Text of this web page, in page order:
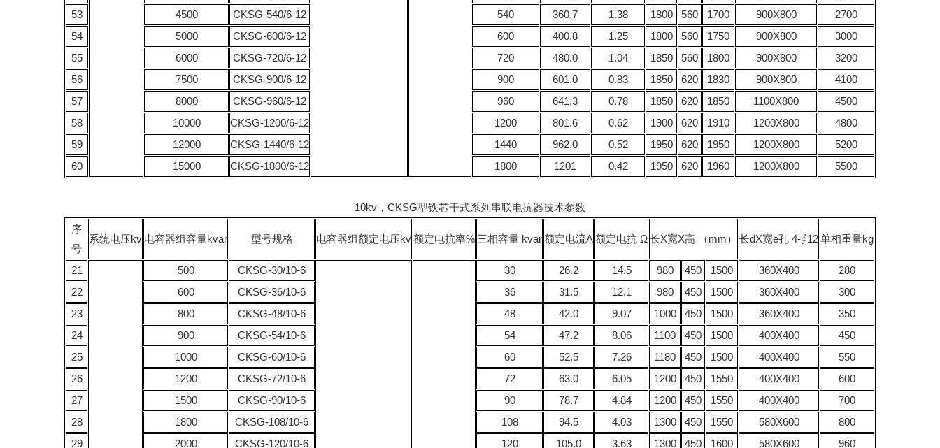
53
4500 CKSG-540/6-12 540 360.7 1.38 1800 560 1700 900Х800
2700
54
5000 CKSG-600/6-12 600 400.8 1.25 1800 560 1750 900Х800
3000
55
6000 CKSG-720/6-12 720 480.0 1.04 1850 560 1800 900Х800
3200
56
7500 CKSG-900/6-12 900 601.0 0.83 1850 620 1830 900Х800
4100
57
8000 CKSG-960/6-12 960 641.3 0.78 1850 620 1850 1100Х800
4500
58
10000 CKSG-1200/6-12 1200 801.6 0.62 1900 620 1910 1200Х800
4800
59
12000 CKSG-1440/6-12 1440 962.0 0.52 1950 620 1950 1200Х800
5200
60
15000 CKSG-1800/6-12 1800 1201 0.42 1950 620 1960 1200Х800 5500
10kv，CKSG型铁芯干式系列串联电抗器技术参数
序
号
系统电压kv 电容器组容量kvar 型号规格 电容器组额定电压kv额定电抗率% 三相容量 kvar额定电流A额定电抗 Ω长Х宽Х高 （mm） 长dХ宽e孔 4-∮12单相重量kg
21 500 CKSG-30/10-6 30 26.2 14.5 980 450 1500 360Х400
280
22
600 CKSG-36/10-6 36 31.5 12.1 980 450 1500 360Х400
300
23
800 CKSG-48/10-6 48 42.0 9.07 1000 450 1500 360Х400
350
24
900 CKSG-54/10-6 54 47.2 8.06 1100 450 1500 400Х400
450
25
1000 CKSG-60/10-6 60 52.5 7.26 1180 450 1500 400Х400
550
26
1200 CKSG-72/10-6 72 63.0 6.05 1200 450 1550 400Х400
600
27
1500 CKSG-90/10-6 90 78.7 4.84 1200 450 1550 400Х400
700
28
1800 CKSG-108/10-6 108 94.5 4.03 1300 450 1550 580Х600
800
29
2000 CKSG-120/10-6 120 105.0 3.63 1300 450 1600 580Х600 960